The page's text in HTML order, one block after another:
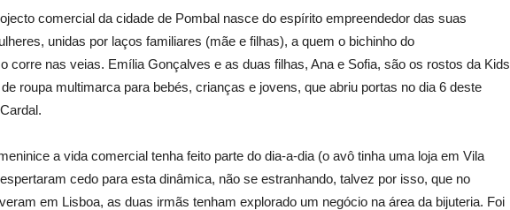
comercial da cidade de Pombal nasce do espírito empreendedor das suas
unidas por laços familiares (mãe e filhas), a quem o bichinho do
corre nas veias. Emília Gonçalves e as duas filhas, Ana e Sofia, são os rostos da Kids
roupa multimarca para bebés, crianças e jovens, que abriu portas no dia 6 deste
a vida comercial tenha feito parte do dia-a-dia (o avô tinha uma loja em Vila
cedo para esta dinâmica, não se estranhando, talvez por isso, que no
em Lisboa, as duas irmãs tenham explorado um negócio na área da bijuteria. Foi